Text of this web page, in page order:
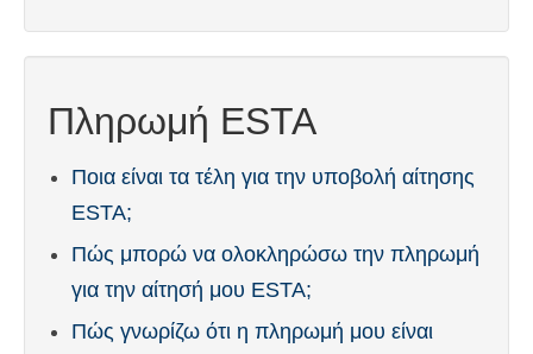
Πληρωμή ESTA
Ποια είναι τα τέλη για την υποβολή αίτησης
ESTA;
Πώς μπορώ να ολοκληρώσω την πληρωμή
για την αίτησή μου ESTA;
Πώς γνωρίζω ότι η πληρωμή μου είναι